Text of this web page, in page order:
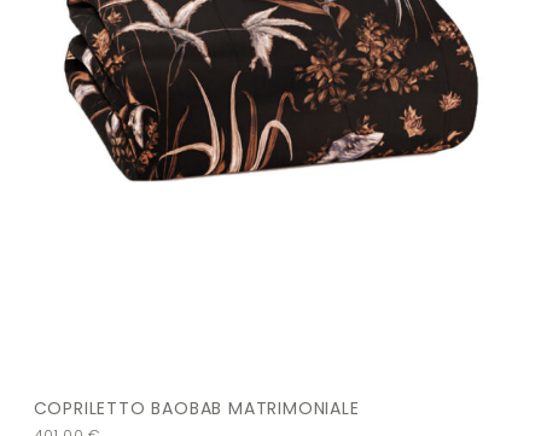
COPRILETTO BAOBAB MATRIMONIALE